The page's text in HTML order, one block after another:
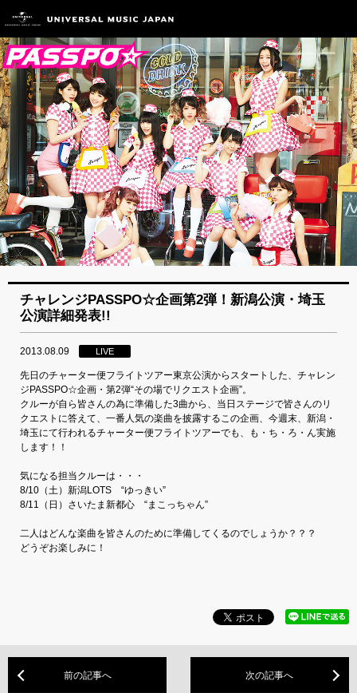
チャレンジPASSPO☆企画第2弾！新潟公演・埼玉
公演詳細発表!!
2013.08.09 LIVE
先日のチャーター便フライトツアー東京公演からスタートした、チャレン
ジPASSPO☆企画・第2弾“その場でリクエスト企画”。
クルーが自ら皆さんの為に準備した3曲から、当日ステージで皆さんのリ
クエストに答えて、一番人気の楽曲を披露するこの企画、今週末、新潟・
埼玉にて行われるチャーター便フライトツアーでも、も・ち・ろ・ん実施
します！！
気になる担当クルーは・・・
8/10（土）新潟LOTS “ゆっきい”
8/11（日）さいたま新都心 “まこっちゃん”
二人はどんな楽曲を皆さんのために準備してくるのでしょうか？？？
どうぞお楽しみに！
前の記事へ 次の記事へ